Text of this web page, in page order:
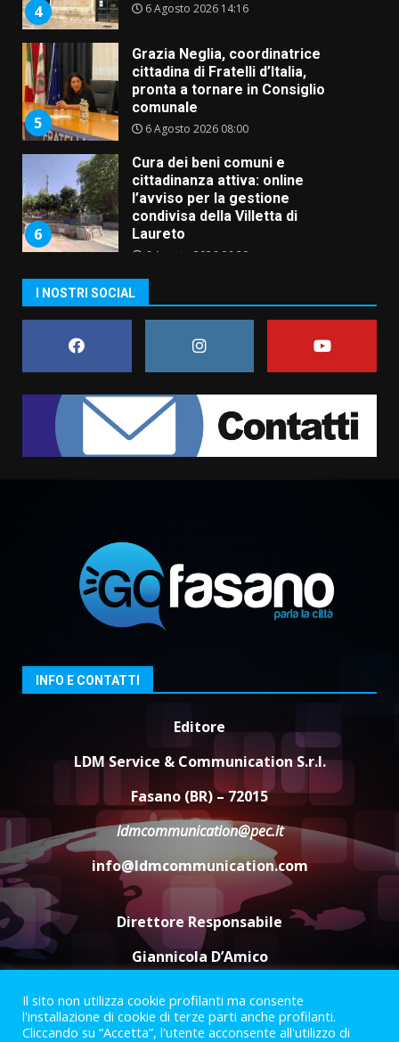
4 6 Agosto 2026 14:16
5
Grazia Neglia, coordinatrice
cittadina di Fratelli d’Italia,
pronta a tornare in Consiglio
comunale
6 Agosto 2026 08:00
6
Cura dei beni comuni e
cittadinanza attiva: online
l’avviso per la gestione
condivisa della Villetta di
Laureto
6 Agosto 2026 06:20
assoluta de “L’Albergo
Belvedere. Il rapimento”
6 Agosto 2026 06:15
1
Rivoluzione”: nuovo
appuntamento con “Fasano in
Banda”
campionato di calcio”
7 Agosto 2026 06:00
3
Fasanese ferito a colpi di arma
6 Agosto 2026 18:13
Carta d’identità: continua il piano
di aperture straordinarie del
Comune di Fasano
6 Agosto 2026 14:16
Grazia Neglia, coordinatrice
cittadina di Fratelli d’Italia,
pronta a tornare in Consiglio
comunale
6 Agosto 2026 08:00
I NOSTRI SOCIAL
INFO E CONTATTI
Editore
LDM Service & Communication S.r.l.
Fasano (BR) – 72015
ldmcommunication@pec.it
info@ldmcommunication.com
Direttore Responsabile
Giannicola D’Amico
Termini e Condizioni
Privacy Policy
Informazioni Legali
Il sito non utilizza cookie profilanti ma consente
l'installazione di cookie di terze parti anche profilanti.
Cliccando su “Accetta”, l'utente acconsente all'utilizzo di